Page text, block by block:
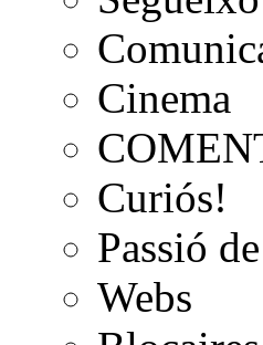
Cinema
Curiós!
Passió
Webs